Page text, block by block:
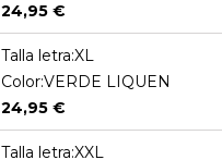
24,95 €
Talla letra:XL
Color:VERDE LIQUEN
24,95 €
Talla letra:XXL